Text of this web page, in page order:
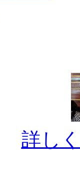
詳し